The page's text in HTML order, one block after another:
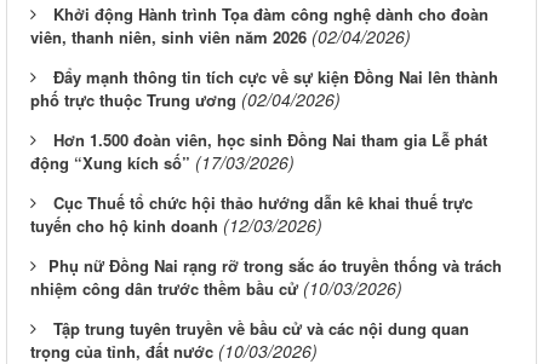
Khởi động Hành trình Tọa đàm công nghệ dành cho đoàn
viên, thanh niên, sinh viên năm 2026 (02/04/2026)
Đẩy mạnh thông tin tích cực về sự kiện Đồng Nai lên thành
phố trực thuộc Trung ương (02/04/2026)
Hơn 1.500 đoàn viên, học sinh Đồng Nai tham gia Lễ phát
động “Xung kích số” (17/03/2026)
Cục Thuế tổ chức hội thảo hướng dẫn kê khai thuế trực
tuyến cho hộ kinh doanh (12/03/2026)
​​​​​​​Phụ nữ Đồng Nai rạng rỡ trong sắc áo truyền thống và trách
nhiệm công dân trước thềm bầu cử (10/03/2026)
Tập trung tuyên truyền về bầu cử và các nội dung quan
trọng của tỉnh, đất nước (10/03/2026)